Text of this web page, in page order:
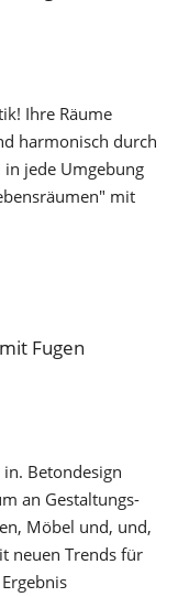
Ihre Räume
harmonisch durch
jede Umgebung
mit
Betondesign
an Gestaltungs­
Möbel und, und,
neuen Trends für